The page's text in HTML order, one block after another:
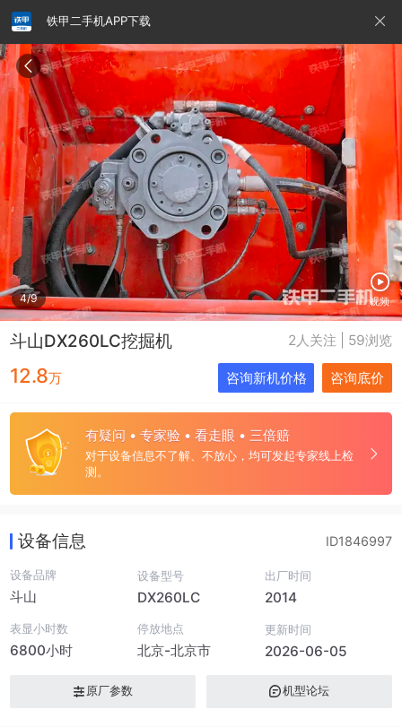
铁甲二手机APP下载
4/9 视频
斗山DX260LC挖掘机 2人关注 | 59浏览
12.8万 咨询新机价格 咨询底价
有疑问 • 专家验 • 看走眼 • 三倍赔
对于设备信息不了解、不放心，均可发起专家线上检
测。
请输入手机号
交
即
示
您
同
意
《隐
私
政
策》
设备信息 ID1846997
设备品牌
斗山
设备型号
DX260LC
出厂时间
2014
表显小时数
6800小时
停放地点
北京-北京市
更新时间
2026-06-05
原厂参数 机型论坛
铁甲龙总部 4000099032 认证经纪人